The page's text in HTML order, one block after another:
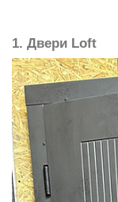
1. Двери Loft